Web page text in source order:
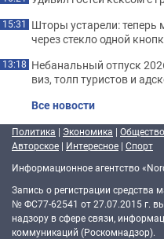
15:31 Шторы устарели:
через стекло одной
13:18 Небанальный отпуск
виз, толп туристов и
Все новости
Политика | Экономика | Общество
Авторское | Интересное | Спорт
Информационное агентство
Запись о регистрации средства
№ ФС77-62541 от 27.07.2015 г.
надзору в сфере связи,
коммуникаций (Роскомнадзор).